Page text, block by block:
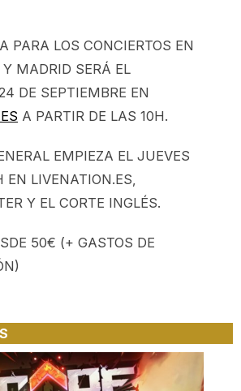
PARA LOS CONCIERTOS EN
MADRID SERÁ EL
DE SEPTIEMBRE EN
A PARTIR DE LAS 10H.
EMPIEZA EL JUEVES
EN LIVENATION.ES,
Y EL CORTE INGLÉS.
50€ (+ GASTOS DE